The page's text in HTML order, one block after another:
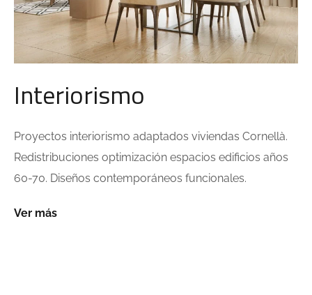
Interiorismo
Proyectos interiorismo adaptados viviendas Cornellà.
Redistribuciones optimización espacios edificios años
60-70. Diseños contemporáneos funcionales.
Ver más